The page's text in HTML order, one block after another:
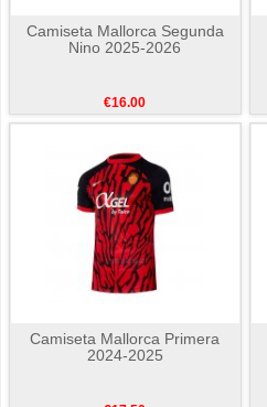
Camiseta Mallorca Segunda
Nino 2025-2026
€16.00
Camiseta Mallorca Primera
2024-2025